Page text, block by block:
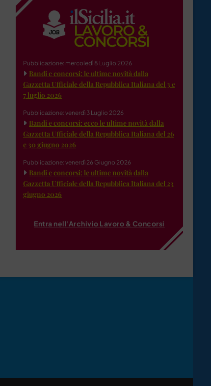
Pubblicazione: mercoledì 8 Luglio 2026
Bandi e concorsi: le ultime novità dalla
Gazzetta Ufficiale della Repubblica Italiana del 3 e
7 luglio 2026
Pubblicazione: venerdì 3 Luglio 2026
Bandi e concorsi: ecco le ultime novità dalla
Gazzetta Ufficiale della Repubblica Italiana del 26
e 30 giugno 2026
Pubblicazione: venerdì 26 Giugno 2026
Bandi e concorsi: le ultime novità dalla
Gazzetta Ufficiale della Repubblica Italiana del 23
giugno 2026
Entra nell'Archivio Lavoro & Concorsi